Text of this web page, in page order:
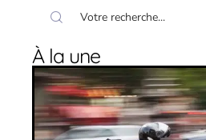
À la une